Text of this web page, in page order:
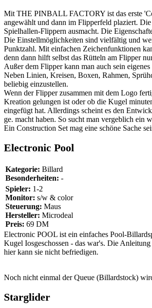
Mit THE PINBALL FACTORY ist das erste
angewählt und dann im Flipperfeld plaziert.
Spielhallen-Flippern ausmacht. Die
Die Einstellmöglichkeiten sind vielfältig und
Punktzahl. Mit einfachen Zeichenfunktionen
denn dann hilft selbst das Rütteln am Flipper
Außer dem Flipper kann man auch sein
Neben Linien, Kreisen, Boxen, Rahmen,
beliebig einzustellen.
Wenn der Flipper zusammen mit dem Logo
Kreation gelungen ist oder ob die Kugel
eingefügt hat. Allerdings scheint es den
ge. macht haben. So sucht man vergeblich ein
Ein Construction Set mag eine schöne Sache
Electronic Pool
Kategorie: Billard
Besonderheiten: -
Spieler: 1-2
Monitor: s/w & color
Steuerung: Maus
Hersteller: Microdeal
Preis: 69 DM
Electronic POOL ist ein einfaches Pool-
Kugel Iosgeschossen - das war's. Die
hier kann sie nicht befriedigen.
Noch nicht einmal der Queue (Billardstock)
Starglider